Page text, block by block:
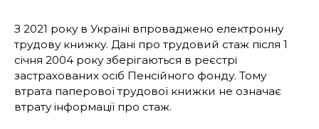
З 2021 року в Україні впроваджено електронну
трудову книжку. Дані про трудовий стаж після 1
січня 2004 року зберігаються в реєстрі
застрахованих осіб Пенсійного фонду. Тому
втрата паперової трудової книжки не означає
втрату інформації про стаж.